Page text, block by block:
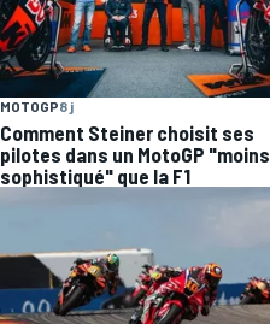
MOTOGP8 j
Comment Steiner choisit ses
pilotes dans un MotoGP "moins
sophistiqué" que la F1